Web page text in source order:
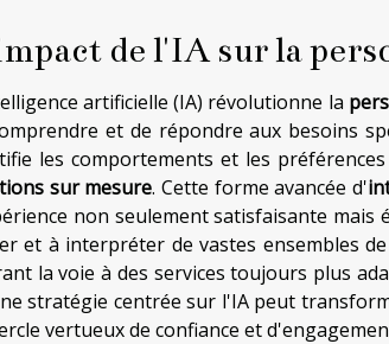
de l'IA sur la
artificielle (IA) révolutionne la
et de répondre aux besoins
les comportements et les
sur mesure. Cette forme avancée d'
non seulement satisfaisante
et à interpréter de vastes ensembles
la voie à des services toujours plus
stratégie centrée sur l'IA peut
vertueux de confiance et